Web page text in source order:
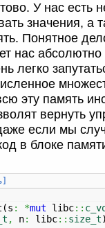
У нас есть
значения, а
Понятное
нас абсолютно
легко
эту память
вернуть
если мы
в блоке
(s : *mut libc::
, n: libc:: size_t)